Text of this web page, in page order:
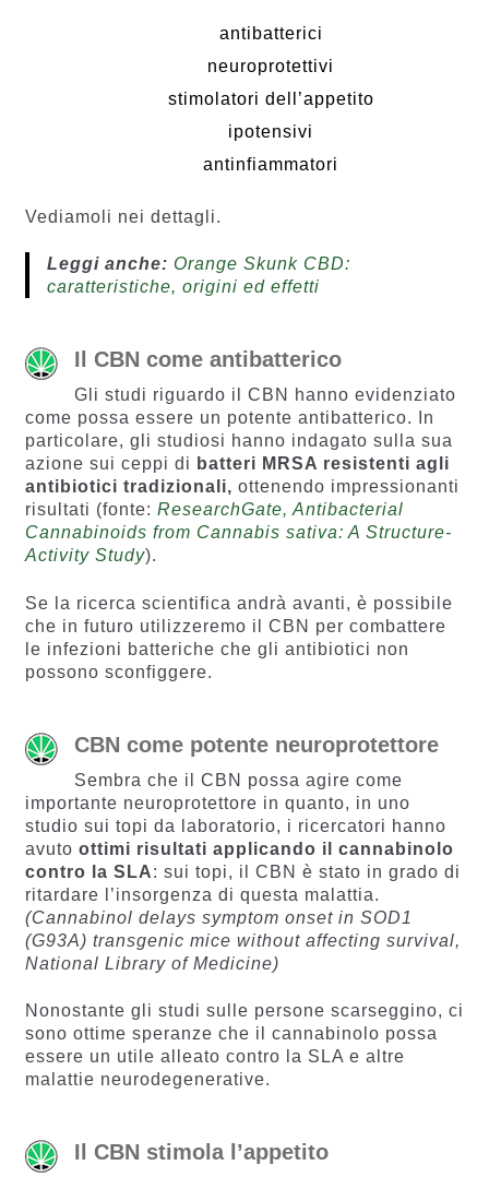
antibatterici
neuroprotettivi
stimolatori dell’appetito
ipotensivi
antinfiammatori
Vediamoli nei dettagli.
Leggi anche: Orange Skunk CBD:
caratteristiche, origini ed effetti
Il CBN come antibatterico
Gli studi riguardo il CBN hanno evidenziato
come possa essere un potente antibatterico. In
particolare, gli studiosi hanno indagato sulla sua
azione sui ceppi di batteri MRSA resistenti agli
antibiotici tradizionali, ottenendo impressionanti
risultati (fonte: ResearchGate, Antibacterial
Cannabinoids from Cannabis sativa: A Structure-
Activity Study).
Se la ricerca scientifica andrà avanti, è possibile
che in futuro utilizzeremo il CBN per combattere
le infezioni batteriche che gli antibiotici non
possono sconfiggere.
CBN come potente neuroprotettore
Sembra che il CBN possa agire come
importante neuroprotettore in quanto, in uno
studio sui topi da laboratorio, i ricercatori hanno
avuto ottimi risultati applicando il cannabinolo
contro la SLA: sui topi, il CBN è stato in grado di
ritardare l’insorgenza di questa malattia.
(Cannabinol delays symptom onset in SOD1
(G93A) transgenic mice without affecting survival,
National Library of Medicine)
Nonostante gli studi sulle persone scarseggino, ci
sono ottime speranze che il cannabinolo possa
essere un utile alleato contro la SLA e altre
malattie neurodegenerative.
Il CBN stimola l’appetito